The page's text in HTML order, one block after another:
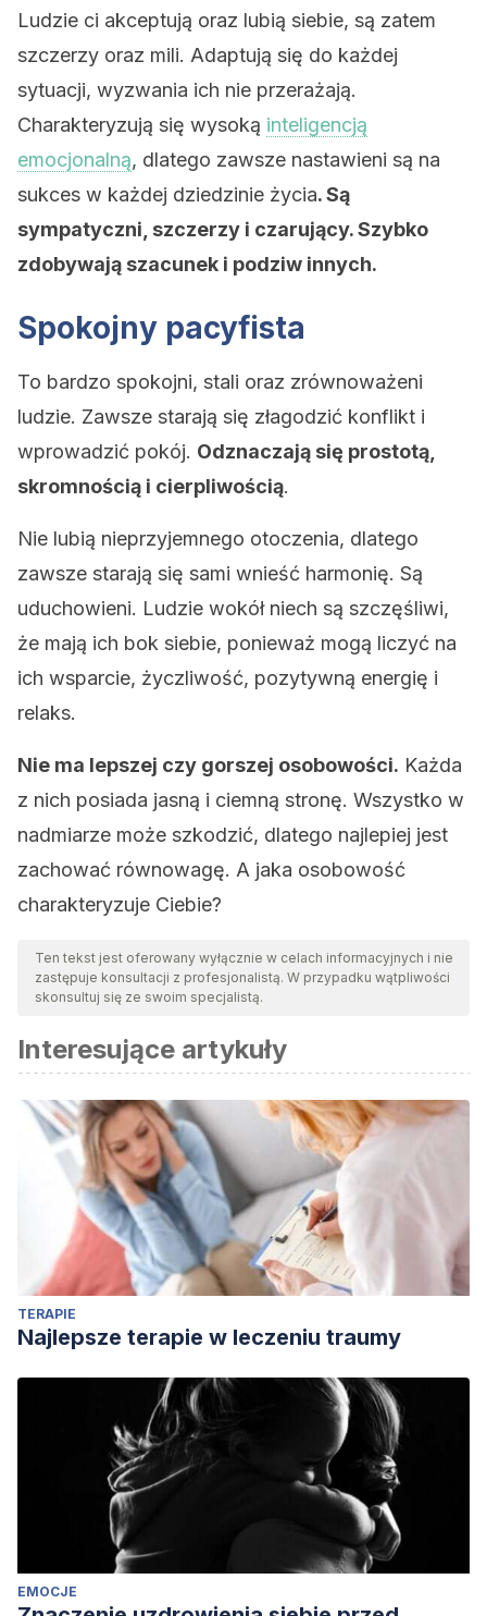
Ludzie ci akceptują oraz lubią siebie, są zatem
szczerzy oraz mili. Adaptują się do każdej
sytuacji, wyzwania ich nie przerażają.
Charakteryzują się wysoką inteligencją
emocjonalną, dlatego zawsze nastawieni są na
sukces w każdej dziedzinie życia. Są
sympatyczni, szczerzy i czarujący. Szybko
zdobywają szacunek i podziw innych.
Spokojny pacyfista
To bardzo spokojni, stali oraz zrównoważeni
ludzie. Zawsze starają się złagodzić konflikt i
wprowadzić pokój. Odznaczają się prostotą,
skromnością i cierpliwością.
Nie lubią nieprzyjemnego otoczenia, dlatego
zawsze starają się sami wnieść harmonię. Są
uduchowieni. Ludzie wokół niech są szczęśliwi,
że mają ich bok siebie, ponieważ mogą liczyć na
ich wsparcie, życzliwość, pozytywną energię i
relaks.
Nie ma lepszej czy gorszej osobowości. Każda
z nich posiada jasną i ciemną stronę. Wszystko w
nadmiarze może szkodzić, dlatego najlepiej jest
zachować równowagę. A jaka osobowość
charakteryzuje Ciebie?
Ten tekst jest oferowany wyłącznie w celach informacyjnych i nie
zastępuje konsultacji z profesjonalistą. W przypadku wątpliwości
skonsultuj się ze swoim specjalistą.
Interesujące artykuły
TERAPIE
Najlepsze terapie w leczeniu traumy
EMOCJE